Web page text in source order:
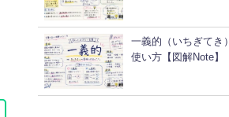
一義的（いちぎてき
使い方【図解Note】